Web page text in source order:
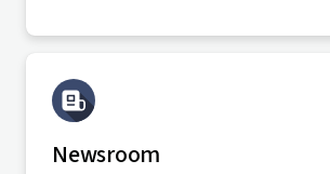
Newsroom